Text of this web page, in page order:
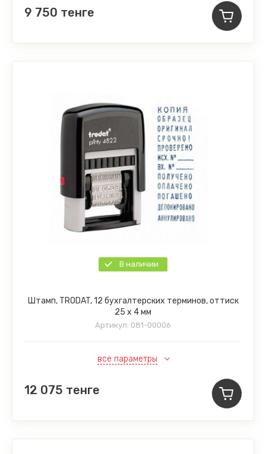
9 750 тенге
В наличии
Штамп, TRODAT, 12 бухгалтерских терминов, оттиск
25 х 4 мм
Артикул: 081-00006
все параметры
12 075 тенге